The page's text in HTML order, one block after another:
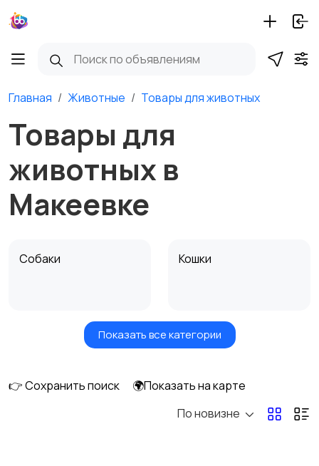
Главная Животные Товары для животных
Товары для
животных в
Макеевке
Собаки Кошки
Грызуны
С/х животные
Показать все категории
👉 Сохранить поиск
🌍Показать на карте
По новизне